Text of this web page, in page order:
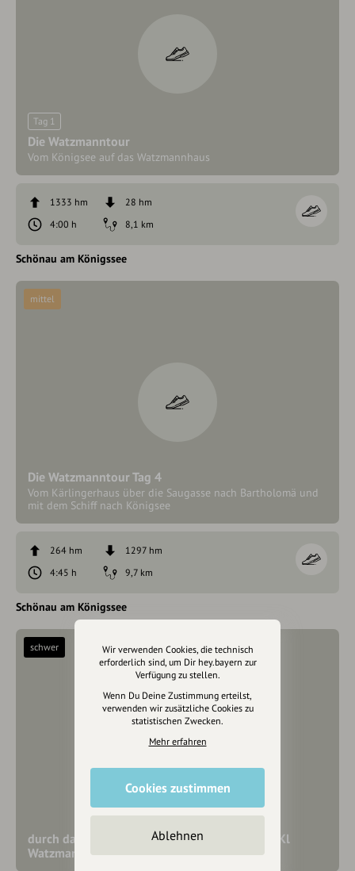
Tag 1
Die Watzmanntour
Vom Königsee auf das Watzmannhaus
1333 hm
28 hm
4:00 h
8,1 km
Schönau am Königssee
Die Watzmanntour Tag 4
Vom Kärlingerhaus über die Saugasse nach Bartholomä und
mit dem Schiff nach Königsee
mittel
264 hm
1297 hm
4:45 h
9,7 km
Schönau am Königssee
durch das Kriechband auf die Watzmannfrau (Kl
Watzmann - 2.307 m)
schwer
Wir verwenden Cookies, die technisch
erforderlich sind, um Dir hey.bayern zur
Verfügung zu stellen.
Wenn Du Deine Zustimmung erteilst,
verwenden wir zusätzliche Cookies zu
statistischen Zwecken.
Mehr erfahren
Cookies zustimmen
Ablehnen